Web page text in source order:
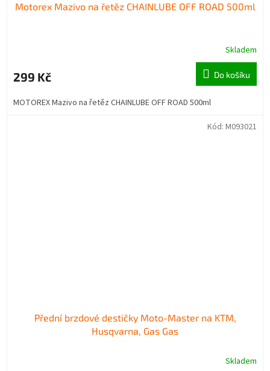
Motorex Mazivo na řetěz CHAINLUBE OFF ROAD 500ml
Skladem
299 Kč Do košíku
MOTOREX Mazivo na řetěz CHAINLUBE OFF ROAD 500ml
Přední brzdové destičky Moto-Master na KTM,
Husqvarna, Gas Gas
Skladem
Kód: M093021